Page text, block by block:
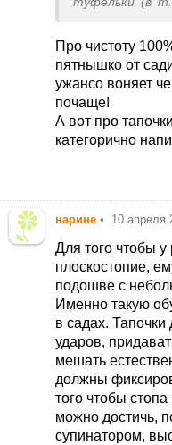
супинатором
Из своего
минимум для
Холодная
1.Колготки 5
2.Гольфики
день);
5.Теп.
6.Белье.
7.Чешки.
Для теплой
И еще,
воспитатель,
ребеночка
грязнуля (на
брезгуешь и
Про чистоту
пятнышко от
ужансо воняет
почаще!
А вот про
категорично
нарине • 10 апреля
Для того чтобы у
плоскостопие,
подошве с
Именно такую
в садах.
ударов,
мешать
должны
того чтобы
можно достичь,
супинатором,